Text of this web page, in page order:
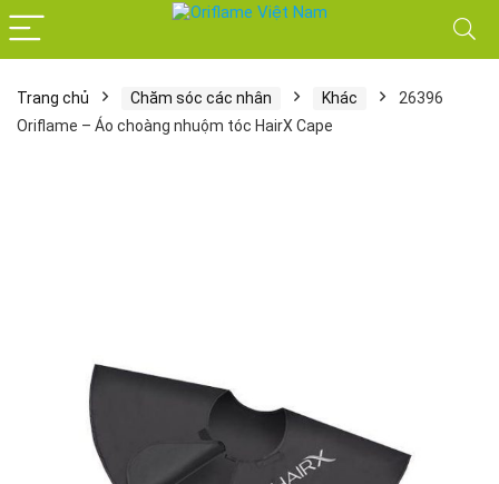
Trang chủ Chăm sóc các nhân Khác
26396
Oriflame – Áo choàng nhuộm tóc HairX Cape